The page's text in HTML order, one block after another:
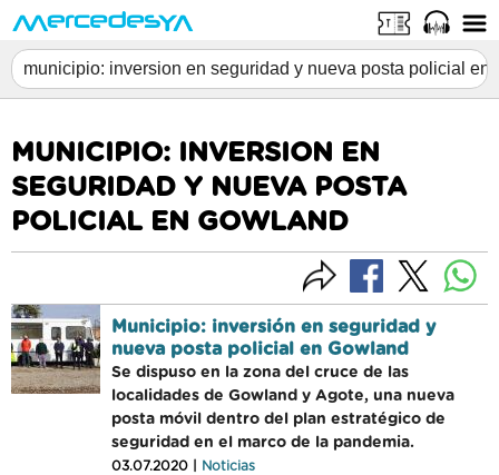
MUNICIPIO: INVERSION EN
SEGURIDAD Y NUEVA POSTA
POLICIAL EN GOWLAND
Municipio: inversión en seguridad y
nueva posta policial en Gowland
Se dispuso en la zona del cruce de las
localidades de Gowland y Agote, una nueva
posta móvil dentro del plan estratégico de
seguridad en el marco de la pandemia.
03.07.2020 | Noticias